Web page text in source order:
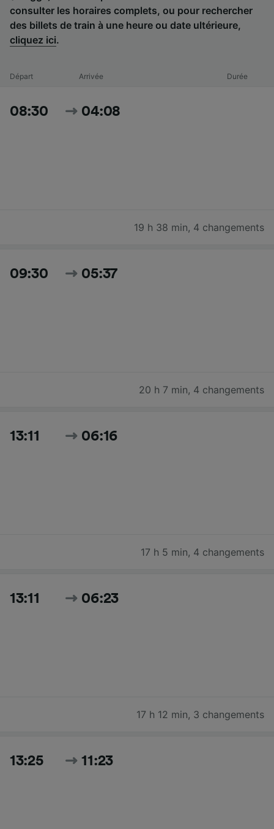
consulter les horaires complets, ou pour rechercher
des billets de train à une heure ou date ultérieure,
cliquez ici.
Départ Arrivée Durée
08:30 04:08
19 h 38 min, 4 changements
09:30 05:37
20 h 7 min, 4 changements
13:11 06:16
17 h 5 min, 4 changements
13:11 06:23
17 h 12 min, 3 changements
13:25 11:23